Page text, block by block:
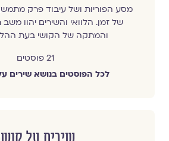
מסע הפוריות ושל עיבוד פרק
של זמן. הלוואי והשירים יהוו
והמתקה של הקושי בעת
21 פוסטים
לכל הפוסטים בנושא שירים